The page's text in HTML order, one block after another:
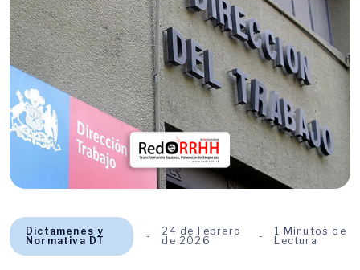
Dictamenes y
Normativa DT
24 de Febrero
de 2026
1 Minutos de
Lectura